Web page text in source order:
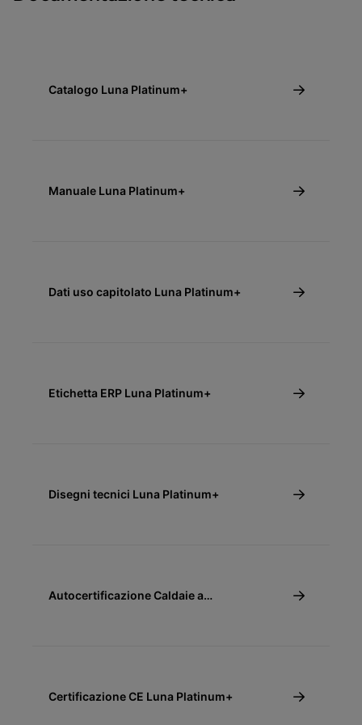
Catalogo Luna Platinum+
Manuale Luna Platinum+
Dati uso capitolato Luna Platinum+
Etichetta ERP Luna Platinum+
Disegni tecnici Luna Platinum+
Autocertificazione Caldaie a
Certificazione CE Luna Platinum+